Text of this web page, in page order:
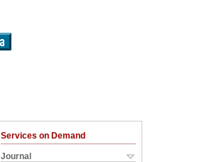
Services on Demand
Journal